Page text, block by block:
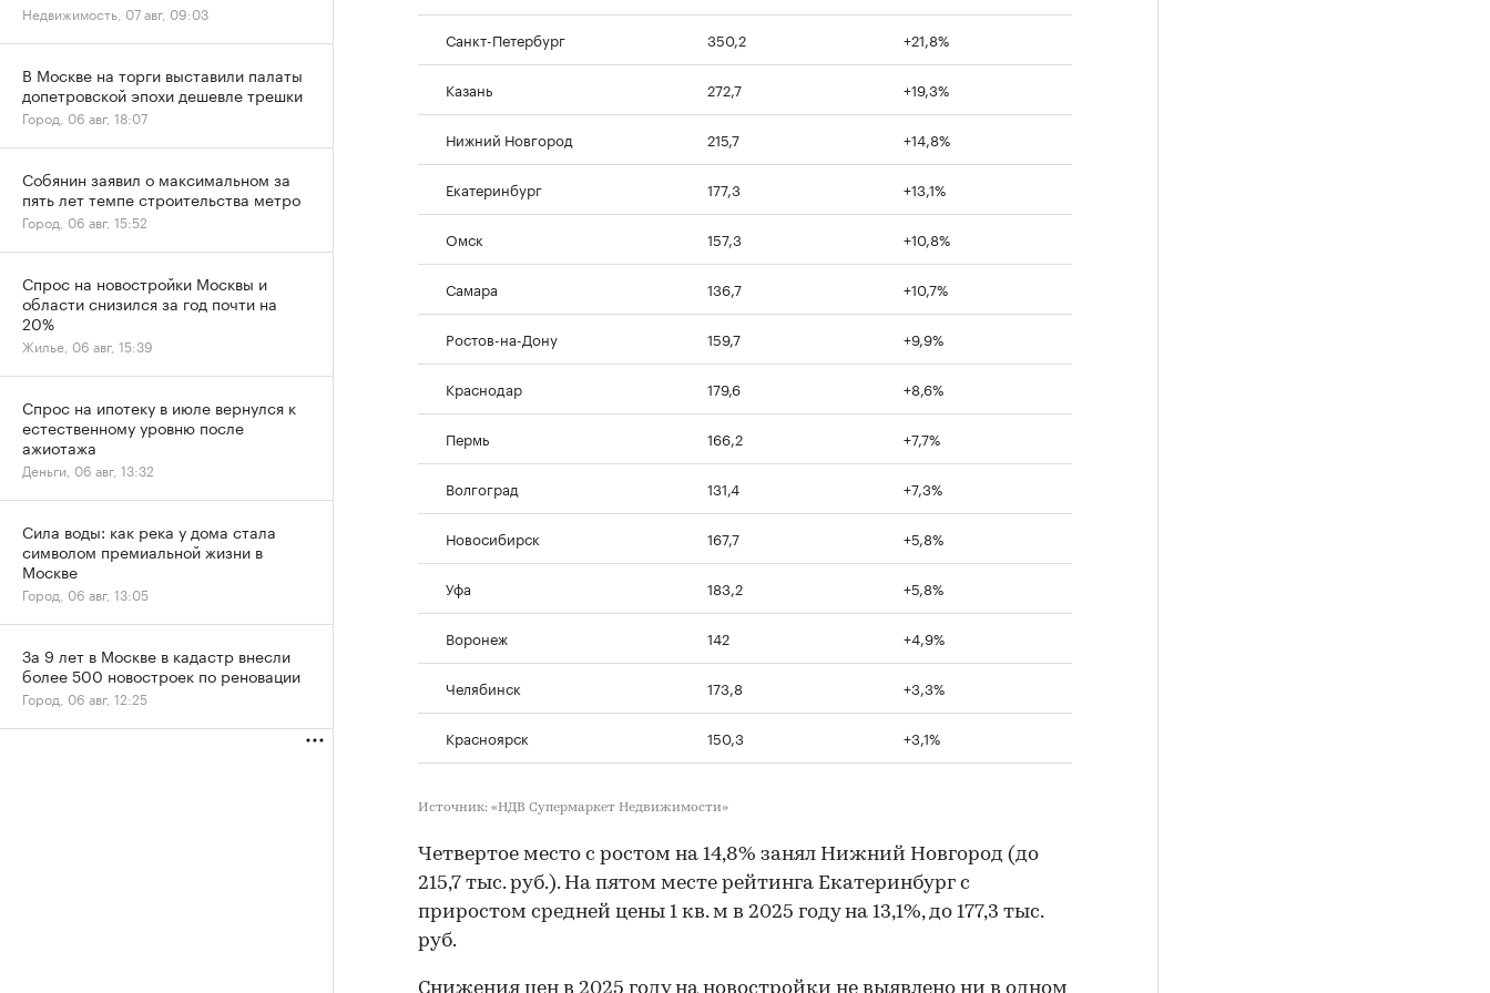
Санкт-Петербург 350,2 +21,8%
Казань 272,7 +19,3%
Нижний Новгород 215,7 +14,8%
Екатеринбург 177,3 +13,1%
Омск 157,3 +10,8%
Самара 136,7 +10,7%
Ростов-на-Дону 159,7 +9,9%
Краснодар 179,6 +8,6%
Пермь 166,2 +7,7%
Волгоград 131,4 +7,3%
Новосибирск 167,7 +5,8%
Уфа 183,2 +5,8%
Воронеж 142 +4,9%
Челябинск 173,8 +3,3%
Красноярск 150,3 +3,1%
Источник: «НДВ Супермаркет Недвижимости»
Четвертое место с ростом на 14,8% занял Нижний Новгород (до
215,7 тыс. руб.). На пятом месте рейтинга Екатеринбург с
приростом средней цены 1 кв. м в 2025 году на 13,1%, до 177,3 тыс.
руб.
Недвижимость, 07 авг, 09:03
В Москве на торги выставили палаты
допетровской эпохи дешевле трешки
Город, 06 авг, 18:07
Собянин заявил о максимальном за
пять лет темпе строительства метро
Город, 06 авг, 15:52
Спрос на новостройки Москвы и
области снизился за год почти на
20%
Жилье, 06 авг, 15:39
Спрос на ипотеку в июле вернулся к
естественному уровню после
ажиотажа
Деньги, 06 авг, 13:32
Сила воды: как река у дома стала
символом премиальной жизни в
Москве
Город, 06 авг, 13:05
За 9 лет в Москве в кадастр внесли
более 500 новостроек по реновации
Город, 06 авг, 12:25